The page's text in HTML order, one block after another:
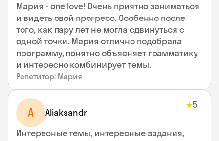
Мария - one love! Очень приятно заниматься
и видеть свой прогресс. Особенно после
того, как пару лет не могла сдвинуться с
одной точки. Мария отлично подобрала
программу, понятно объясняет грамматику
и интересно комбинирует темы.
Репетитор: Мария
A Aliaksandr
★5
Интересные темы, интересные задания,